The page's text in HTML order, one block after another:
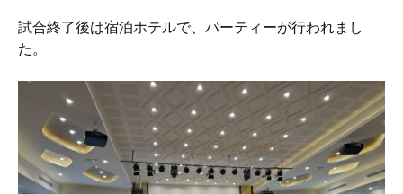
試合終了後は宿泊ホテルで、パーティーが行われまし
た。